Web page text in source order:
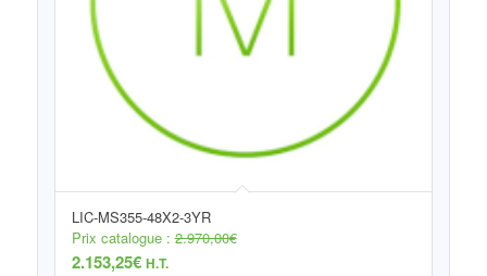
LIC-MS355-48X2-3YR
Prix catalogue :2.970,00€
2.153,25€ H.T.